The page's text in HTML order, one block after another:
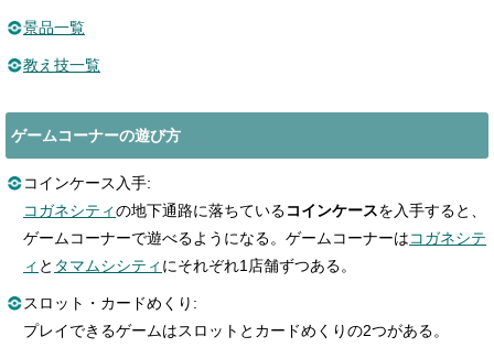
景品一覧
教え技一覧
ゲームコーナーの遊び方
コインケース入手:
コガネシティの地下通路に落ちているコインケースを入手すると、
ゲームコーナーで遊べるようになる。ゲームコーナーはコガネシテ
ィ と タマムシシティ にそれぞれ1店舗ずつある。
スロット・カードめくり:
プレイできるゲームはスロットとカードめくりの2つがある。